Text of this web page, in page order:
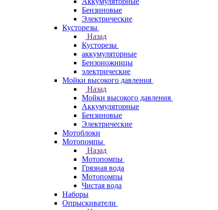
Бензиновые
Электрические
Кусторезы
Назад
Кусторезы
аккумуляторные
Бензоножницы
электрические
Мойки высокого давления
Назад
Мойки высокого давления
Аккумуляторные
Бензиновые
Электрические
Мотоблоки
Мотопомпы
Назад
Мотопомпы
Грязная вода
Мотопомпы
Чистая вода
Наборы
Опрыскиватели